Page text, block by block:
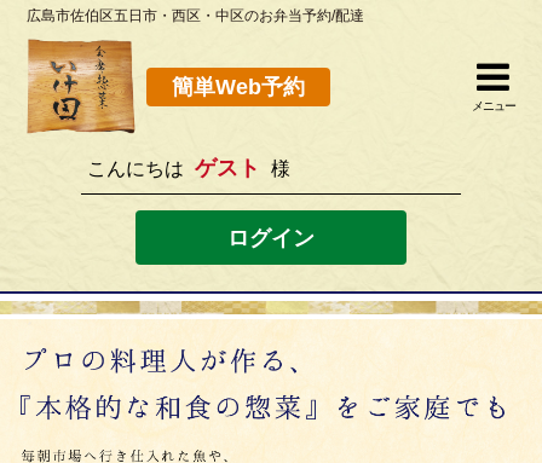
閉じる
082-923-8298
[営業時間]10：30~19：00 [定休日]水曜
このサイトの使い方
広島市佐伯区五日市・西区・中区のお弁当予約/配達
簡単Web予約
メニュー
こんにちは ゲスト 様
ログイン